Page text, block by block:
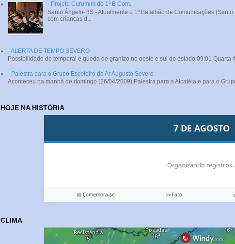
- Projeto Curumim do 1º B Com.
Santo Ângelo-RS - Atualmente o 1º Batalhão de Comunicações
com crianças d...
- ALERTA DE TEMPO SEVERO
Possibilidade de temporal e queda de granizo no oeste e sul do estado 09:01
- Palestra para o Grupo Escoteiro do Ar Augusto Severo
Aconteceu na manhã de domingo (26/04/2009) Palestra para a Alcatéia e para o
HOJE NA HISTÓRIA
7 DE AGOSTO
Organizando
📅 Comemora-se 📜 Fato
CLIMA